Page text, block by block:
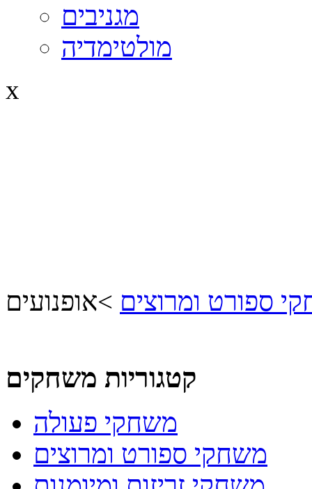
מגניבים
מולטימדיה
x
ספורט ומרוצים >אופנועים
קטגוריות משחקים
משחקי פעולה
משחקי ספורט ומרוצים